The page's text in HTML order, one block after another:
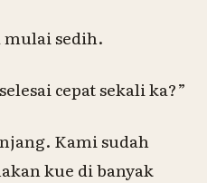
mulai sedih.
cepat sekalika?”
Kami sudah
kue di banyak